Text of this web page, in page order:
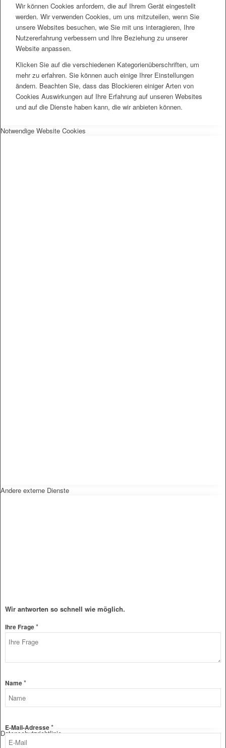
Wir können Cookies anfordern, die auf Ihrem Gerät eingestellt
werden. Wir verwenden Cookies, um uns mitzuteilen, wenn Sie
unsere Websites besuchen, wie Sie mit uns interagieren, Ihre
Nutzererfahrung verbessern und Ihre Beziehung zu unserer
Website anpassen.
Klicken Sie auf die verschiedenen Kategorienüberschriften, um
mehr zu erfahren. Sie können auch einige Ihrer Einstellungen
ändern. Beachten Sie, dass das Blockieren einiger Arten von
Cookies Auswirkungen auf Ihre Erfahrung auf unseren Websites
und auf die Dienste haben kann, die wir anbieten können.
Notwendige Website Cookies
Andere externe Dienste
Datenschutzrichtlinie
Wir antworten so schnell wie möglich.
Ihre Frage*
Layout
Adresse
Name*
E-Mail-Adresse*